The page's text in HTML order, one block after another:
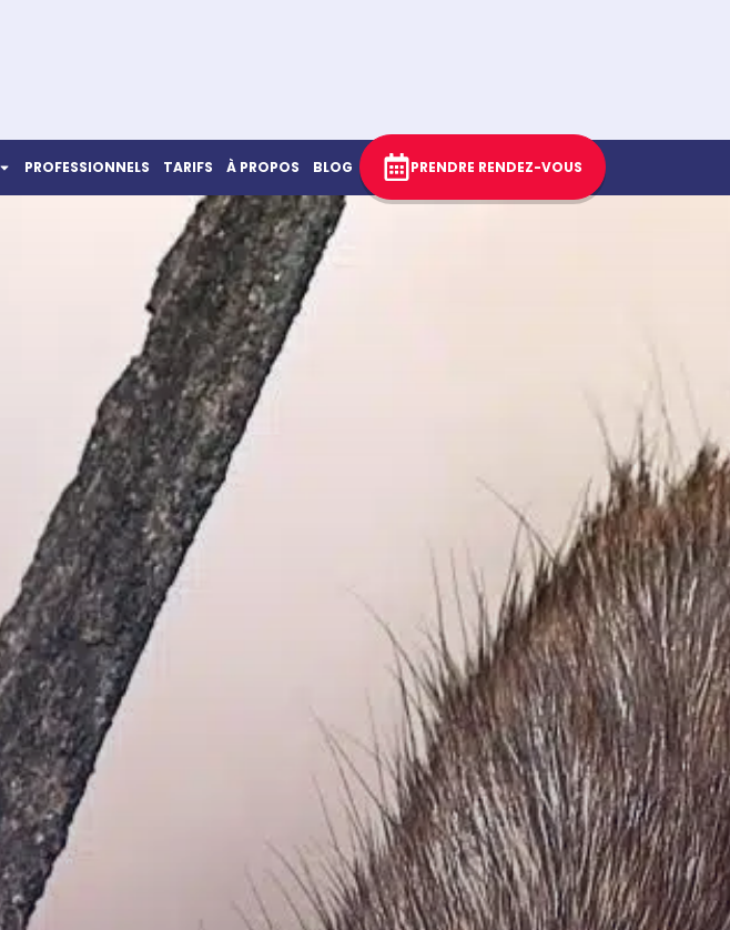
PROFESSIONNELS TARIFS À PROPOS BLOG PRENDRE RENDEZ-VOUS